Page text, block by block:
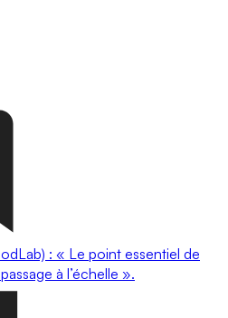
: « Le point essentiel de
à l’échelle ».